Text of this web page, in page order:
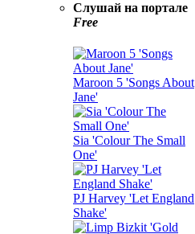
Слушай на портале
Free
Maroon 5 'Songs About
Jane'
Sia 'Colour The Small
One'
PJ Harvey 'Let England
Shake'